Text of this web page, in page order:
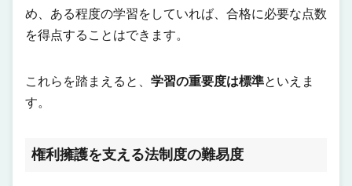
め、ある程度の学習をしていれば、合格に必要な点数
を得点することはできます。
これらを踏まえると、 学習の重要度は標準といえま
す。
権利擁護を支える法制度の難易度